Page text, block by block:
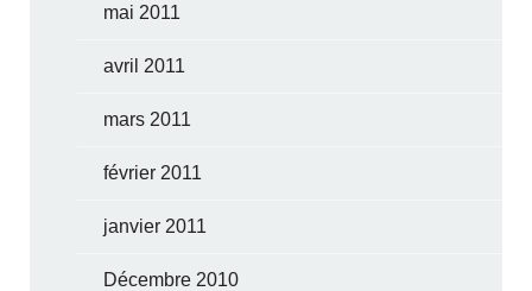
mai 2011
avril 2011
mars 2011
février 2011
janvier 2011
Décembre 2010